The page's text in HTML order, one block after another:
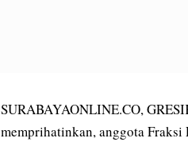
SURABAYAONLINE.CO,
memprihatinkan, anggota